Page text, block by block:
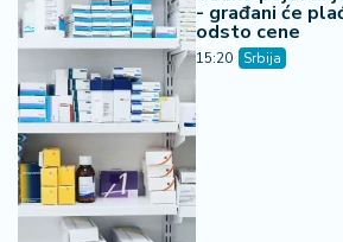
- građani će
odsto cene
15:20 Srbija